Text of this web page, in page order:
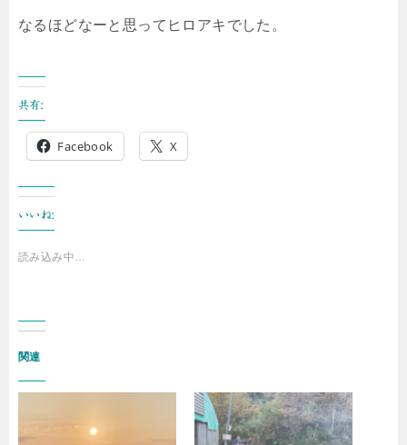
なるほどなーと思ってヒロアキでした。
共有:
Facebook X
いいね:
読み込み中…
関連